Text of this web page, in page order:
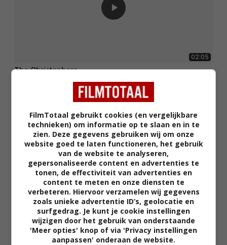
02:05
The Christophers
02:40
The Uprising
FilmTotaal gebruikt cookies (en vergelijkbare
technieken) om informatie op te slaan en in te
zien. Deze gegevens gebruiken wij om onze
website goed te laten functioneren, het gebruik
van de website te analyseren,
gepersonaliseerde content en advertenties te
tonen, de effectiviteit van advertenties en
content te meten en onze diensten te
verbeteren. Hiervoor verzamelen wij gegevens
zoals unieke advertentie ID’s, geolocatie en
surfgedrag. Je kunt je cookie instellingen
wijzigen door het gebruik van onderstaande
'Meer opties' knop of via 'Privacy instellingen
aanpassen' onderaan de website.